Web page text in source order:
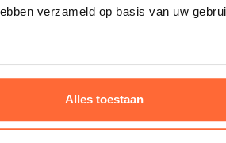
verzameld op basis van uw
Alles toestaan
ronde zwembaden, elk met hun
: betaalbaar en eenvoudig te
voor tijdelijk gebruik.
:luxer en duurzaamer, maar